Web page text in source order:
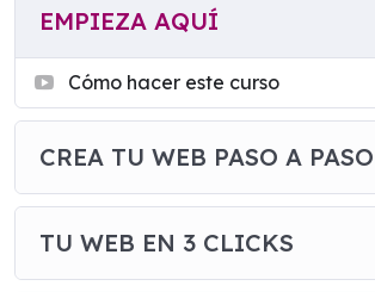
EMPIEZA AQUÍ
Cómo hacer este curso
CREA TU WEB PASO A PASO
TU WEB EN 3 CLICKS